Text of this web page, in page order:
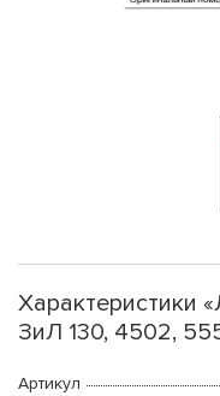
Характеристики
ЗиЛ 130, 4502,
Артикул